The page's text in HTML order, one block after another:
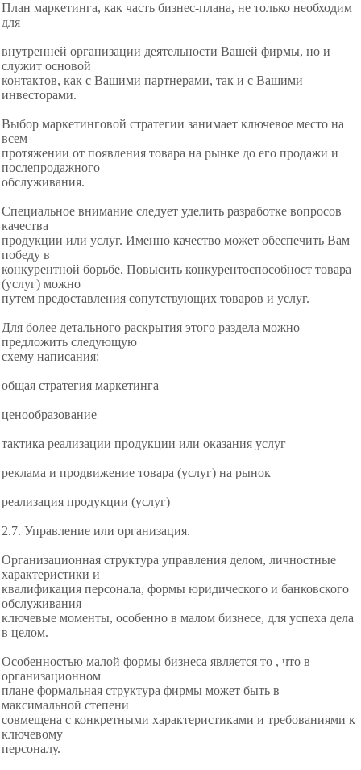
План маркетинга, как часть бизнес-плана, не только необходим
для
внутренней организации деятельности Вашей фирмы, но и
служит основой
контактов, как с Вашими партнерами, так и с Вашими
инвесторами.
Выбор маркетинговой стратегии занимает ключевое место на
всем
протяжении от появления товара на рынке до его продажи и
послепродажного
обслуживания.
Специальное внимание следует уделить разработке вопросов
качества
продукции или услуг. Именно качество может обеспечить Вам
победу в
конкурентной борьбе. Повысить конкурентоспособност товара
(услуг) можно
путем предоставления сопутствующих товаров и услуг.
Для более детального раскрытия этого раздела можно
предложить следующую
схему написания:
общая стратегия маркетинга
ценообразование
тактика реализации продукции или оказания услуг
реклама и продвижение товара (услуг) на рынок
реализация продукции (услуг)
2.7. Управление или организация.
Организационная структура управления делом, личностные
характеристики и
квалификация персонала, формы юридического и банковского
обслуживания –
ключевые моменты, особенно в малом бизнесе, для успеха дела
в целом.
Особенностью малой формы бизнеса является то , что в
организационном
плане формальная структура фирмы может быть в
максимальной степени
совмещена с конкретными характеристиками и требованиями к
ключевому
персоналу.